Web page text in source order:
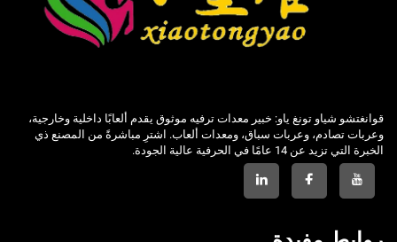
قوانغتشو شياو تونغ ياو: خبير معدات ترفيه موثوق يقدم ألعابًا داخلية وخارجية،
وعربات تصادم، وعربات سباق، ومعدات ألعاب. اشترِ مباشرةً من المصنع ذي
الخبرة التي تزيد عن 14 عامًا في الحرفية عالية الجودة.